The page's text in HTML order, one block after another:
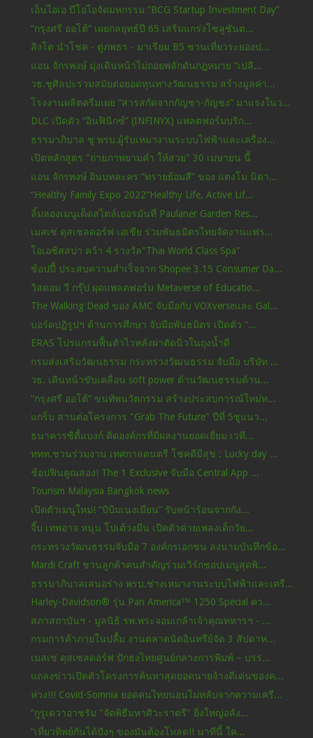
เอ็นไอเอ บีโอไอจัดมหกรรม “BCG Startup Investment Day”
“กรุงศรี ออโต้” เผยกลยุทธ์ปี 65 เสริมแกร่งโซลูชันต...
สิงโต นำโชค - ตู่ภพธร - มาเรียม B5 ชวนเที่ยวระยองป...
แอน จักรพงษ์ มุ่งเดินหน้าไม่ถอยพลักดันกฏหมาย “เปลี...
วธ.ชูศิลปะร่วมสมัยต่อยอดทุนทางวัฒนธรรม สร้างมูลค่า...
โรงงานผลิตครีมเผย “สารสกัดจากกัญชา-กัญชง” มาแรงในว...
DLC เปิดตัว “อินฟินิกซ์” (INFINYX) แพลตฟอร์มบริก...
ธรรมาภิบาล ชู พรบ.ผู้รับเหมางานระบบไฟฟ้าและเครื่อง...
เปิดหลักสูตร "ถ่ายภาพยามค่ำ ให้สวย" 30 เมษายน นี้
แอน จักรพงษ์ อินบทละคร “ทรายย้อมสี” ของ แตงโม นิดา...
“Healthy Family Expo 2022”Healthy Life, Active Lif...
ลิ้มลองเมนูเด็ดสไตล์เยอรมันที่ Paulaner Garden Res...
เมสเซ่ ดุสเซลดอร์ฟ เอเชีย ร่วมพันธมิตรไทยจัดงานแฟร...
โอเอซิสสปา คว้า 4 รางวัล"Thai World Class Spa"
ช้อปปี้ ประสบความสำเร็จจาก Shopee 3.15 Consumer Da...
วิสดอม วี กรุ๊ป ผุดแพลตฟอร์ม Metaverse of Educatio...
The Walking Dead ของ AMC จับมือกับ VOXverseและ Gal...
บอร์ดปฏิรูปฯ ด้านการศึกษา จับมือพันธมิตร เปิดตัว “...
ERAS โปรแกรมฟื้นตัวไวหลังผ่าตัดนิ่วในถุงน้ำดี
กรมส่งเสริมวัฒนธรรม กระทรวงวัฒนธรรม จับมือ บริษัท ...
วธ. เดินหน้าขับเคลื่อน soft power ด้านวัฒนธรรมด้าน...
“กรุงศรี ออโต้” ขนทัพนวัตกรรม สร้างประสบการณ์ใหม่ท...
แกร็บ สานต่อโครงการ "Grab The Future" ปีที่ 5ชูแนว...
ธนาคารซิตี้แบงก์ ติดองค์กรที่มีผลงานยอดเยี่ยม เวที...
ททท.ชวนร่วมงาน เทศกาลดนตรี โชคดีมีสุข : Lucky day ...
ช้อปฟินคูณสอง! The 1 Exclusive จับมือ Central App ...
Tourism Malaysia Bangkok news
เปิดตัวเมนูใหม่! “บิบิมเนงเมียน” รับหน้าร้อนจากกัง...
จี๊บ เทพอาจ หนุน โปเต้วงมีน เปิดตัวค่ายเพลงเด็กวัย...
กระทรวงวัฒนธรรมจับมือ 7 องค์กรเอกชน ลงนามบันทึกข้อ...
Mardi Craft ชวนลูกค้าคนสำคัญร่วมเวิร์กชอปเมนูสุดพิ...
ธรรมาภิบาลเสนอร่าง พรบ.ช่างเหมางานระบบไฟฟ้าและเครื...
Harley-Davidson® รุ่น Pan America™ 1250 Special คว...
สภาสถาบันฯ - มูลนิธิ รพ.พระจอมเกล้าเจ้าคุณทหารฯ - ...
กรมการค้าภายในปลื้ม งานตลาดนัดอินทรีย์จัด 3 สัปดาห...
เมสเซ่ ดุสเซลดอร์ฟ ปักธงไทยศูนย์กลางการพิมพ์ – บรร...
แถลงข่าวเปิดตัวโครงการค้นหาสุดยอดนายจ้างดีเด่นของค...
ห่วง!!! Covid-Somnia ยอดคนไทยนอนไม่หลับจากความเครี...
“กูรูเดวาอาชรัม "จัดพิธีมหาศิวะราตรี" ยิ่งใหญ่อลัง...
“เที่ยวทิพย์กันได้ปังๆ ของมันต้องโหลด!! นาทีนี้ ใค...